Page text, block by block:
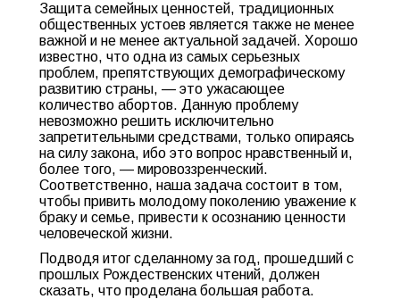
Защита семейных ценностей, традиционных
общественных устоев является также не менее
важной и не менее актуальной задачей. Хорошо
известно, что одна из самых серьезных
проблем, препятствующих демографическому
развитию страны, — это ужасающее
количество абортов. Данную проблему
невозможно решить исключительно
запретительными средствами, только опираясь
на силу закона, ибо это вопрос нравственный и,
более того, — мировоззренческий.
Соответственно, наша задача состоит в том,
чтобы привить молодому поколению уважение к
браку и семье, привести к осознанию ценности
человеческой жизни.
Подводя итог сделанному за год, прошедший с
прошлых Рождественских чтений, должен
сказать, что проделана большая работа.